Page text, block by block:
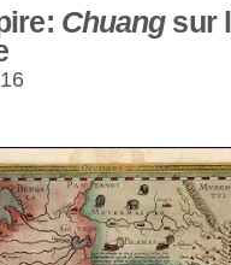
Chuangsur